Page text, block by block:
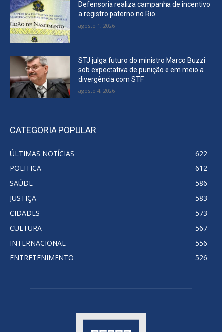
Defensoria realiza campanha de incentivo
a registro paterno no Rio
agosto 1, 2026
STJ julga futuro do ministro Marco Buzzi
sob expectativa de punição e em meio a
divergência com STF
agosto 4, 2026
CATEGORIA POPULAR
ÚLTIMAS NOTÍCIAS
622
POLITICA
612
SAÚDE
586
JUSTIÇA
583
CIDADES
573
CULTURA
567
INTERNACIONAL
556
ENTRETENIMENTO
526